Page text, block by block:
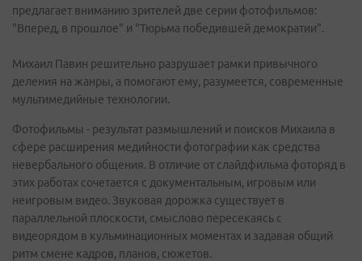
предлагает вниманию зрителей две серии фотофильмов:
"Вперед, в прошлое" и "Тюрьма победившей демократии".
Михаил Павин решительно разрушает рамки привычного
деления на жанры, а помогают ему, разумеется, современные
мультимедийные технологии.
Фотофильмы - результат размышлений и поисков Михаила в
сфере расширения медийности фотографии как средства
невербального общения. В отличие от слайдфильма фоторяд в
этих работах сочетается с документальным, игровым или
неигровым видео. Звуковая дорожка существует в
параллельной плоскости, смыслово пересекаясь с
видеорядом в кульминационных моментах и задавая общий
ритм смене кадров, планов, сюжетов.